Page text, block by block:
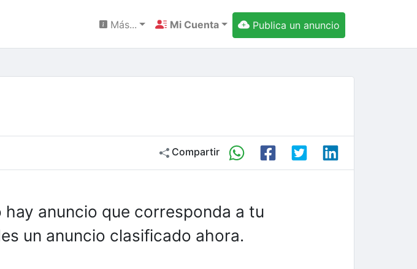
Más... Mi Cuenta Publica un anuncio
Compartir
hay anuncio que corresponda a tu
un anuncio clasificado ahora.